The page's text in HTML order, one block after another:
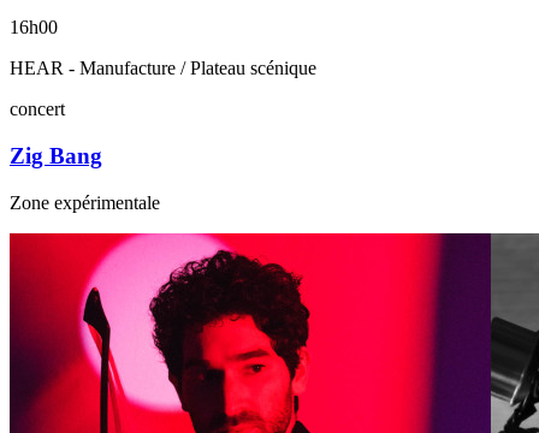
16h00
HEAR - Manufacture / Plateau scénique
concert
Zig Bang
Zone expérimentale